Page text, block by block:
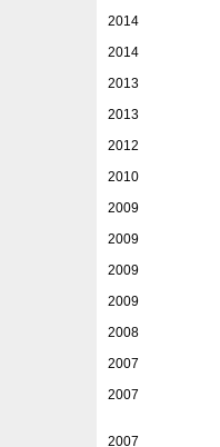
2014
2014
2013
2013
2012
2010
2009
2009
2009
2009
2008
2007
2007
2007